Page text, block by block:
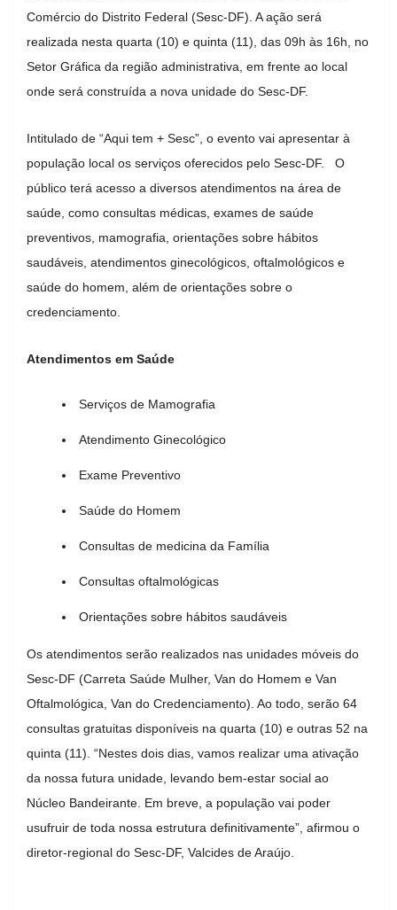
Comércio do Distrito Federal (Sesc-DF). A ação será
realizada nesta quarta (10) e quinta (11), das 09h às 16h, no
Setor Gráfica da região administrativa, em frente ao local
onde será construída a nova unidade do Sesc-DF.
Intitulado de “Aqui tem + Sesc”, o evento vai apresentar à
população local os serviços oferecidos pelo Sesc-DF. O
público terá acesso a diversos atendimentos na área de
saúde, como consultas médicas, exames de saúde
preventivos, mamografia, orientações sobre hábitos
saudáveis, atendimentos ginecológicos, oftalmológicos e
saúde do homem, além de orientações sobre o
credenciamento.
Atendimentos em Saúde
Serviços de Mamografia
Atendimento Ginecológico
Exame Preventivo
Saúde do Homem
Consultas de medicina da Família
Consultas oftalmológicas
Orientações sobre hábitos saudáveis
Os atendimentos serão realizados nas unidades móveis do
Sesc-DF (Carreta Saúde Mulher, Van do Homem e Van
Oftalmológica, Van do Credenciamento). Ao todo, serão 64
consultas gratuitas disponíveis na quarta (10) e outras 52 na
quinta (11). “Nestes dois dias, vamos realizar uma ativação
da nossa futura unidade, levando bem-estar social ao
Núcleo Bandeirante. Em breve, a população vai poder
usufruir de toda nossa estrutura definitivamente”, afirmou o
diretor-regional do Sesc-DF, Valcides de Araújo.